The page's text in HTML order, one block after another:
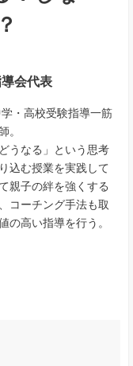
会代表
・高校受験指導一筋
。
うなる」という思考
込む授業を実践して
親子の絆を強くする
コーチング手法も取
の高い指導を行う。